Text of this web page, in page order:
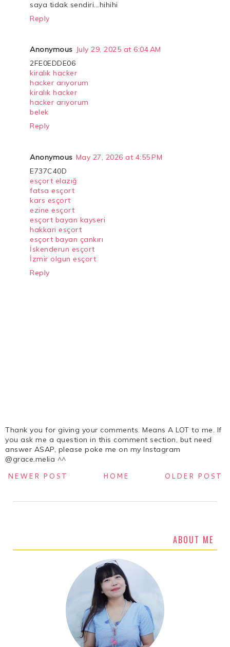
saya tidak sendiri...hihihi
Reply
Anonymous July 29, 2025 at 6:04 AM
2FE0EDDE06
kiralık hacker
hacker arıyorum
kiralık hacker
hacker arıyorum
belek
Reply
Anonymous May 27, 2026 at 4:55 PM
E737C40D
esçort elazığ
fatsa esçort
kars esçort
ezine esçort
esçort bayan kayseri
hakkari esçort
esçort bayan çankırı
İskenderun esçort
İzmir olgun esçort
Reply
Thank you for giving your comments. Means A LOT to me. If
you ask me a question in this comment section, but need
answer ASAP, please poke me on my Instagram
@grace.melia ^^
NEWER POST OLDER POST
HOME
ABOUT ME